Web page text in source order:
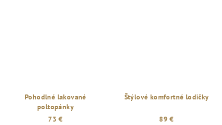
Pohodlné lakované
poltopánky
73 €
Štýlové komfortné lodičky
89 €